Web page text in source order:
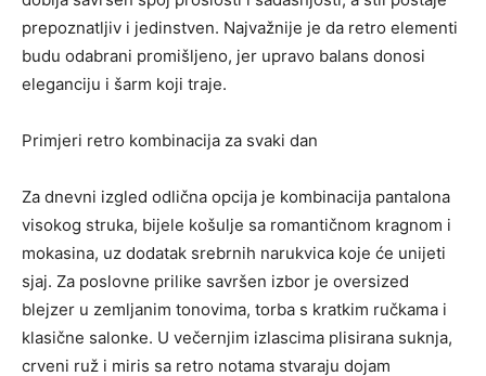
prepoznatljiv i jedinstven. Najvažnije je da retro elementi
budu odabrani promišljeno, jer upravo balans donosi
eleganciju i šarm koji traje.
Primjeri retro kombinacija za svaki dan
Za dnevni izgled odlična opcija je kombinacija pantalona
visokog struka, bijele košulje sa romantičnom kragnom i
mokasina, uz dodatak srebrnih narukvica koje će unijeti
sjaj. Za poslovne prilike savršen izbor je oversized
blejzer u zemljanim tonovima, torba s kratkim ručkama i
klasične salonke. U večernjim izlascima plisirana suknja,
crveni ruž i miris sa retro notama stvaraju dojam